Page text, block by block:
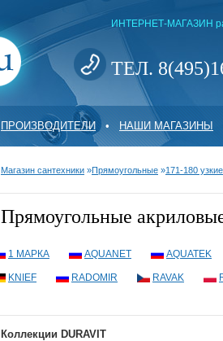
ИНТЕРНЕТ-МАГАЗИН
ТЕЛ.
ПРОИЗВОДИТЕЛИ • НАШИ МАГАЗИНЫ
Магазин сантехники »Прямоугольные »171-180 узкие
Прямоугольные
1 МАРКА AQUANET AQUATEK
KNIEF RADOMIR RAVAK
Коллекции DURAVIT